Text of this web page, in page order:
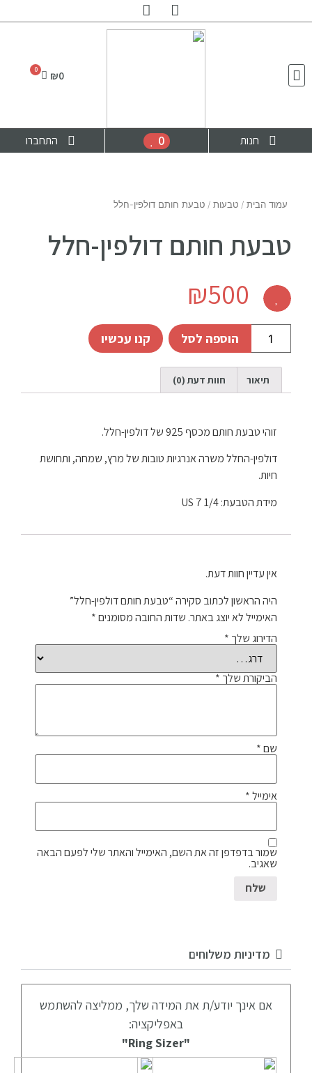
₪0
חנות 0 התחברו
עמוד הבית / טבעות / טבעת חותם דולפין-חלל
טבעת חותם דולפין-חלל
₪500
הוספה לסל קנו עכשיו
תיאור חוות דעת (0)
זוהי טבעת חותם מכסף 925 של דולפין-חלל.
דולפין-החלל משרה אנרגיות טובות של מרץ, שמחה, ותחושת
חיות.
מידת הטבעת: 1/4 7 US
אין עדיין חוות דעת.
היה הראשון לכתוב סקירה “טבעת חותם דולפין-חלל”
האימייל לא יוצג באתר. שדות החובה מסומנים*
הדירוג שלך *
הביקורת שלך*
שם*
אימייל*
שמור בדפדפן זה את השם, האימייל והאתר שלי לפעם הבאה
שאגיב.
מדיניות משלוחים
אם אינך יודע/ת את המידה שלך, ממליצה להשתמש
באפליקציה:
"Ring Sizer"